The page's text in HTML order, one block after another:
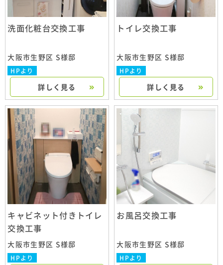
洗面化粧台交換工事
大阪市生野区 S様邸
HPより
詳しく見る
トイレ交換工事
大阪市生野区 S様邸
HPより
詳しく見る
キャビネット付きトイレ
交換工事
大阪市生野区 S様邸
HPより
お風呂交換工事
大阪市生野区 S様邸
HPより